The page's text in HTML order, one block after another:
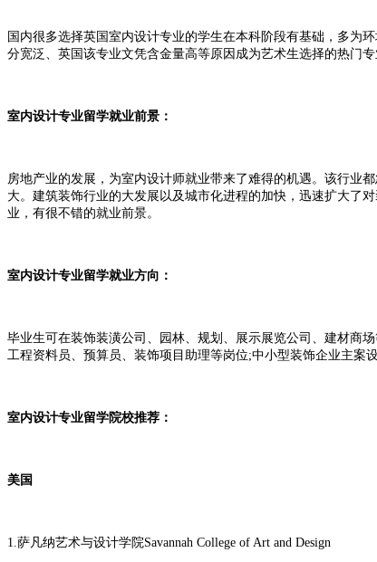
国内很多选择英国室内设计专业的学生在本科阶段有基础，多为
分宽泛、英国该专业文凭含金量高等原因成为艺术生选择的热门专
室内设计专业留学就业前景：
房地产业的发展，为室内设计师就业带来了难得的机遇。该行业
大。建筑装饰行业的大发展以及城市化进程的加快，迅速扩大了
业，有很不错的就业前景。
室内设计专业留学就业方向：
毕业生可在装饰装潢公司、园林、规划、展示展览公司、建材商
工程资料员、预算员、装饰项目助理等岗位;中小型装饰企业主案
室内设计专业留学院校推荐：
美国
1.萨凡纳艺术与设计学院Savannah College of Art and Design